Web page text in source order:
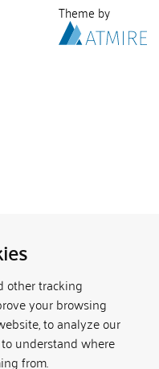
other tracking
your browsing
to analyze our
understand where
from.
Theme by